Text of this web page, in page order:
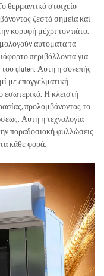
θερμαντικό στοιχείο
ζεστά σημεία και
κορυφή μέχρι τον πάτο.
αυτόματα τα
περιβάλλοντα για
του gluten. Αυτή η συνεπής
με επαγγελματική
εσωτερικό. Η κλειστή
προλαμβάνοντας το
Αυτή η τεχνολογία
παραδοσιακή φυλλώσεις
κάθε φορά.